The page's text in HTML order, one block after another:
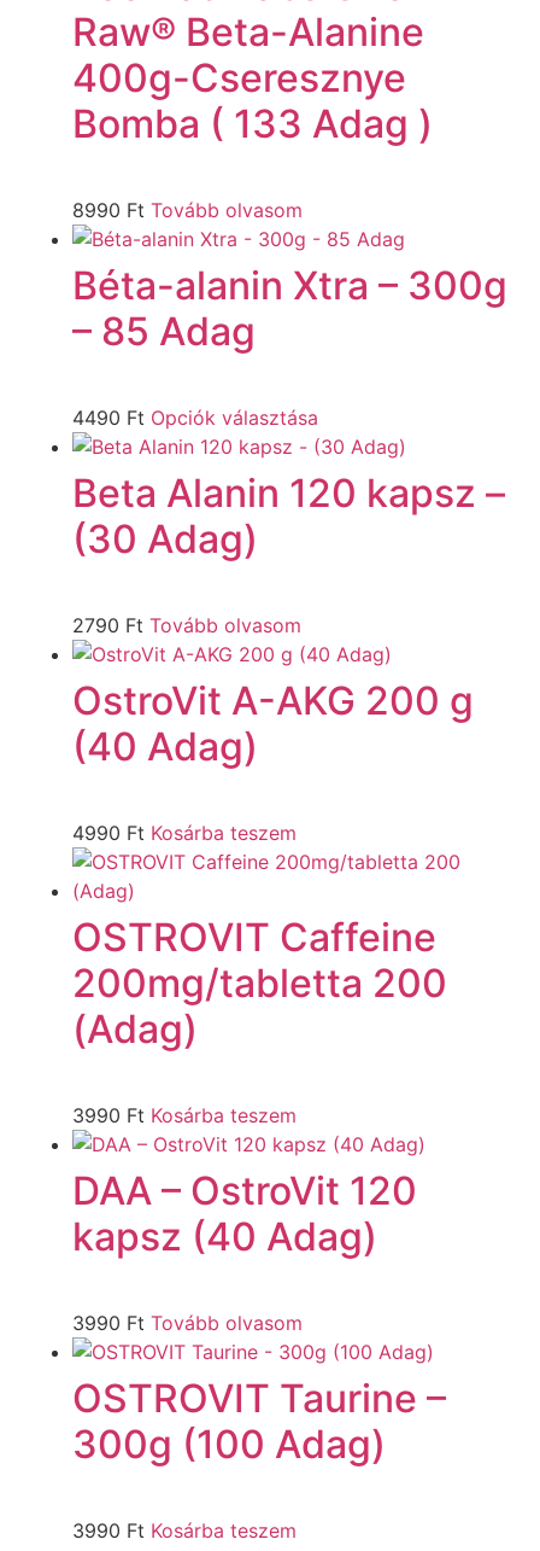
Raw® Beta-Alanine
400g-Cseresznye
Bomba ( 133 Adag )
8990 Ft Tovább olvasom
Béta-alanin Xtra – 300g
– 85 Adag
4490 Ft Opciók választása
Beta Alanin 120 kapsz –
(30 Adag)
2790 Ft Tovább olvasom
OstroVit A-AKG 200 g
(40 Adag)
4990 Ft Kosárba teszem
OSTROVIT Caffeine
200mg/tabletta 200
(Adag)
3990 Ft Kosárba teszem
DAA – OstroVit 120
kapsz (40 Adag)
3990 Ft Tovább olvasom
OSTROVIT Taurine –
300g (100 Adag)
3990 Ft Kosárba teszem